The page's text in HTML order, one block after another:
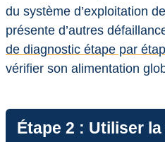
du système d’exploitation
présente d’autres
de diagnostic étape par
vérifier son alimentation
Étape 2 : Utiliser